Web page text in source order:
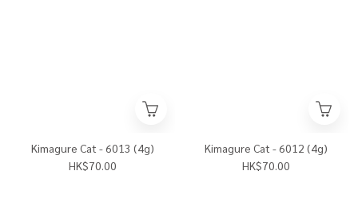
Kimagure Cat - 6013 (4g)
HK$70.00
Kimagure Cat - 6012 (4g)
HK$70.00